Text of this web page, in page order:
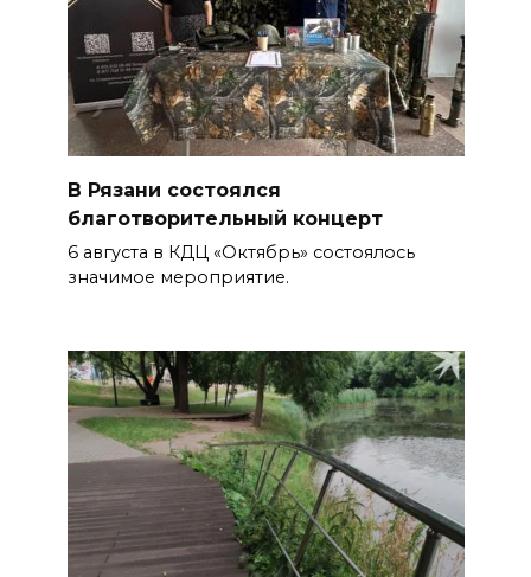
В Рязани состоялся
благотворительный концерт
6 августа в КДЦ «Октябрь» состоялось
значимое мероприятие.